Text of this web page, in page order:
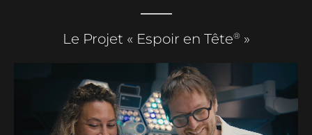
Le Projet « Espoir en Tête® »